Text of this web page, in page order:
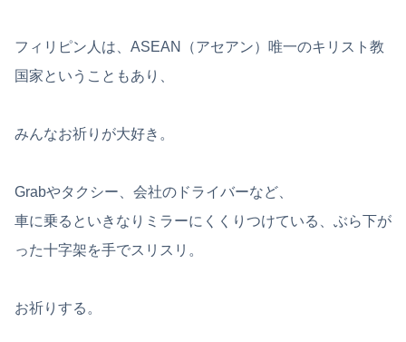
フィリピン人は、ASEAN（アセアン）唯一のキリスト教
国家ということもあり、
みんなお祈りが大好き。
Grabやタクシー、会社のドライバーなど、
車に乗るといきなりミラーにくくりつけている、ぶら下が
った十字架を手でスリスリ。
お祈りする。